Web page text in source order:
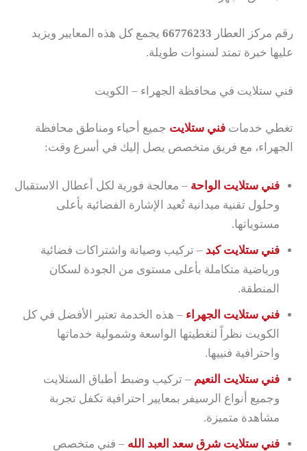
رقم مركز العطار 66776233 يجمع كل هذه المعايير ويزيد
عليها خبرة تمتد لسنوات طويلة.
فني ستلايت في محافظة الجهراء – الكويت
تغطي خدمات فني ستلايت جميع أحياء ومناطق محافظة
الجهراء، مع فريق متخصص يصل إليك في أسرع وقت:
فني ستلايت الواحة – معالجة فورية لكل أعطال الاستقبال
وحلول تقنية ميدانية تُعيد الإشارة الفضائية بأعلى
مستوياتها.
فني ستلايت كبد – تركيب وصيانة واشتراكات فضائية
ورياضية متكاملة بأعلى مستوى من الجودة لسكان
المنطقة.
فني ستلايت الجهراء – هذه الخدمة تعتبر الأفضل في كل
الكويت نظراً لتغطيتها الواسعة وشمولية خدماتها
واحترافية فنييها.
فني ستلايت النعيم – تركيب وضبط أطباق الستلايت
وجميع أنواع الرسيفر بمعايير احترافية تكفل تجربة
مشاهدة متميزة.
فني ستلايت شرق سعد العبد الله – فني متخصص